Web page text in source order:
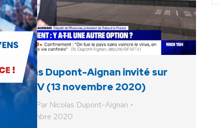
Nicolas Dupont-Aignan invité sur
BFMTV (13 novembre 2020)
Vidéo Par Nicolas Dupont-Aignan
13 novembre 2020